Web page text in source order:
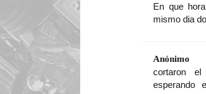
En que
mismo dia
Anónimo
cortaron
esperando